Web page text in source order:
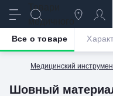
Медицинский
Шовный
Все о товаре